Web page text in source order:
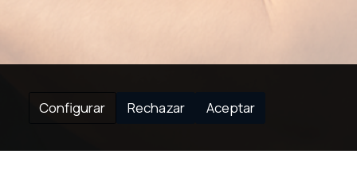
Configurar Rechazar Aceptar